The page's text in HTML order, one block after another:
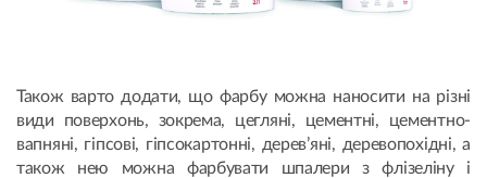
Також варто додати, що фарбу можна наносити на різні
види поверхонь, зокрема, цегляні, цементні, цементно-
вапняні, гіпсові, гіпсокартонні, дерев’яні, деревопохідні, а
також нею можна фарбувати шпалери з флізеліну і